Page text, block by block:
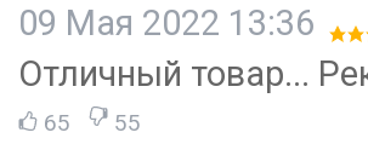
09 Мая 2022 13:36
Отличный товар...
65 55